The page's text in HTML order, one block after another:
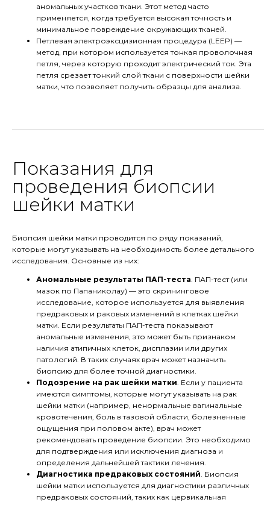
аномальных участков ткани. Этот метод часто
применяется, когда требуется высокая точность и
минимальное повреждение окружающих тканей.
Петлевая электроэксцизионная процедура (LEEP) —
метод, при котором используется тонкая проволочная
петля, через которую проходит электрический ток. Эта
петля срезает тонкий слой ткани с поверхности шейки
матки, что позволяет получить образцы для анализа.
Показания для
проведения биопсии
шейки матки
Биопсия шейки матки проводится по ряду показаний,
которые могут указывать на необходимость более детального
исследования. Основные из них:
Аномальные результаты ПАП-теста. ПАП-тест (или
мазок по Папаниколау) — это скрининговое
исследование, которое используется для выявления
предраковых и раковых изменений в клетках шейки
матки. Если результаты ПАП-теста показывают
аномальные изменения, это может быть признаком
наличия атипичных клеток, дисплазии или других
патологий. В таких случаях врач может назначить
биопсию для более точной диагностики.
Подозрение на рак шейки матки. Если у пациента
имеются симптомы, которые могут указывать на рак
шейки матки (например, ненормальные вагинальные
кровотечения, боль в тазовой области, болезненные
ощущения при половом акте), врач может
рекомендовать проведение биопсии. Это необходимо
для подтверждения или исключения диагноза и
определения дальнейшей тактики лечения.
Диагностика предраковых состояний. Биопсия
шейки матки используется для диагностики различных
предраковых состояний, таких как цервикальная